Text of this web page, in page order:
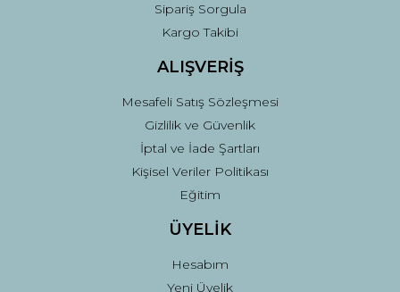
Gönder
Sipariş Sorgula
Kargo Takibi
ALIŞVERİŞ
Mesafeli Satış Sözleşmesi
Gizlilik ve Güvenlik
İptal ve İade Şartları
Kişisel Veriler Politikası
Eğitim
ÜYELİK
Hesabım
Yeni Üyelik